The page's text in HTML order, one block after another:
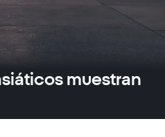
muestran